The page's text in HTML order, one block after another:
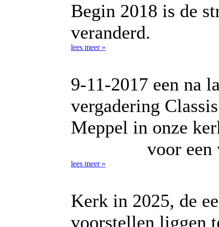
Begin 2018 is de
veranderd.
lees meer »
9-11-2017 een na
vergadering Classis
Meppel in onze
voor
lees meer »
Kerk in 2025, de
voorstellen liggen